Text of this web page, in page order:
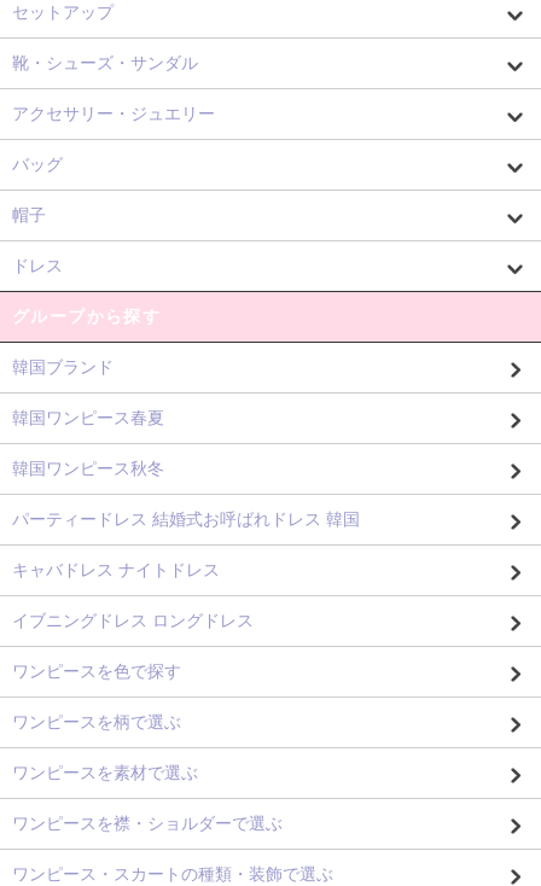
セットアップ
靴・シューズ・サンダル
アクセサリー・ジュエリー
バッグ
帽子
ドレス
グループから探す
韓国ブランド
韓国ワンピース春夏
韓国ワンピース秋冬
パーティードレス 結婚式お呼ばれドレス 韓国
キャバドレス ナイトドレス
イブニングドレス ロングドレス
ワンピースを色で探す
ワンピースを柄で選ぶ
ワンピースを素材で選ぶ
ワンピースを襟・ショルダーで選ぶ
ワンピース・スカートの種類・装飾で選ぶ